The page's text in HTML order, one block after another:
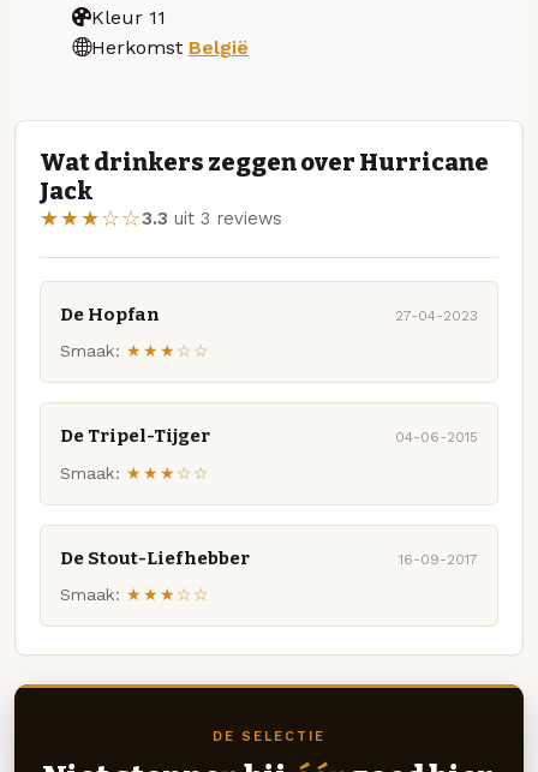
Kleur 11
Herkomst België
Wat drinkers zeggen over Hurricane
Jack
★★★☆☆3.3 uit 3 reviews
De Hopfan 27-04-2023
Smaak: ★★★☆☆
De Tripel-Tijger 04-06-2015
Smaak: ★★★☆☆
De Stout-Liefhebber 16-09-2017
Smaak: ★★★☆☆
DE SELECTIE